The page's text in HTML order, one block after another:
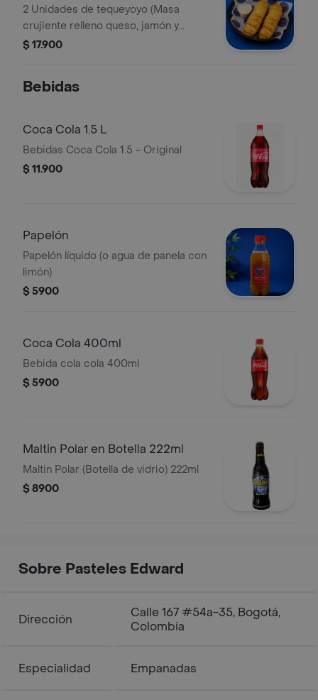
2 Unidades de tequeyoyo (Masa
crujiente relleno queso, jamón y
plátano maduro frito + 1 salsa 3 onz
$ 17.900
Bebidas
Coca Cola 1.5 L
Bebidas Coca Cola 1.5 - Original
$ 11.900
Papelón
Papelón líquido (o agua de panela con
limón)
$ 5900
Coca Cola 400ml
Bebida cola cola 400ml
$ 5900
Maltin Polar en Botella 222ml
Maltin Polar (Botella de vidrio) 222ml
$ 8900
Sobre Pasteles Edward
Dirección
Calle 167 #54a-35, Bogotá,
Colombia
Especialidad Empanadas